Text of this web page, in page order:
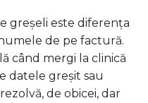
greșeli este diferența
de pe factură.
când mergi la clinică
datele greșit sau
de obicei, dar